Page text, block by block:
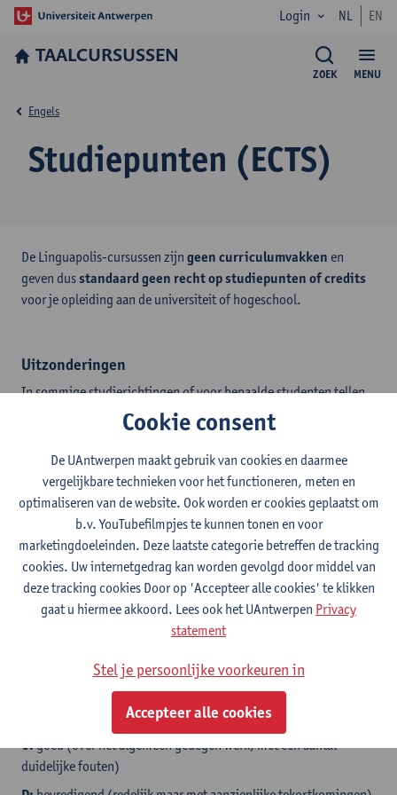
Login NL EN
TAALCURSUSSEN
MENU
ZOEK
Studiepunten (ECTS)
Engels
De Linguapolis-cursussen zijn geen curriculumvakken en
geven dusstandaard geen recht op studiepunten of credits
voor je opleiding aan de universiteit of hogeschool.
Uitzonderingen
In sommige studierichtingen of voor bepaalde studenten tellen
de Linguapolis-cursussen wél mee voor een aantal academische
Linguapolis stelt voor elk type taalcursus3 studiepunten
voor (met uitzondering van de conversatiecursus die niet in
aanmerking komt voor studiepunten).
Raadpleeg steeds vooraf je faculteitssecretariaatvoor
concrete info en voorwaarden.
Niet alle faculteiten gaan akkoord met deze 3 studiepunten.
European Credit Transfer System (ECTS)
kleinere fouten)
heel goed (boven het gemiddelde, maar met een aantal
C:goed (over het algemeen gedegen werk, met een aantal
duidelijke fouten)
Cookie consent
De UAntwerpen maakt gebruik van cookies en daarmee
vergelijkbare technieken voor het functioneren, meten en
optimaliseren van de website. Ook worden er cookies geplaatst om
b.v. YouTubefilmpjes te kunnen tonen en voor
marketingdoeleinden. Deze laatste categorie betreffen de tracking
cookies. Uw internetgedrag kan worden gevolgd door middel van
deze tracking cookies Door op 'Accepteer alle cookies' te klikken
gaat u hiermee akkoord. Lees ook het UAntwerpen Privacy
statement
Stel je persoonlijke voorkeuren in
Accepteer alle cookies